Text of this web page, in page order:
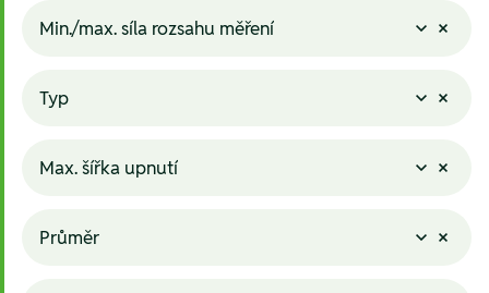
Min./max. síla rozsahu měření
Typ
Max. šířka upnutí
Průměr